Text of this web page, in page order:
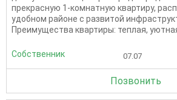
прекрасную 1-комнатную квартиру,
удобном районе с развитой
Преимущества квартиры: теплая,
Собственник 07.07
Позвонить